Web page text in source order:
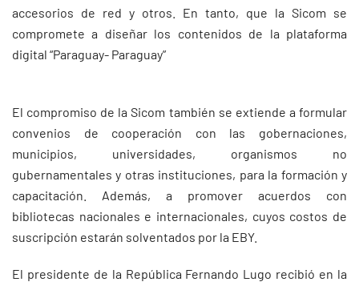
accesorios de red y otros. En tanto, que la Sicom se
compromete a diseñar los contenidos de la plataforma
digital “Paraguay- Paraguay”
El compromiso de la Sicom también se extiende a formular
convenios de cooperación con las gobernaciones,
municipios, universidades, organismos no
gubernamentales y otras instituciones, para la formación y
capacitación. Además, a promover acuerdos con
bibliotecas nacionales e internacionales, cuyos costos de
suscripción estarán solventados por la EBY.
El presidente de la República Fernando Lugo recibió en la